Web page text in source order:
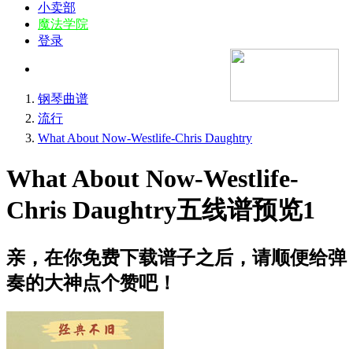
小卖部
魔法学院
登录
钢琴曲谱
流行
What About Now-Westlife-Chris Daughtry
What About Now-Westlife-
Chris Daughtry五线谱预览1
亲，在你免费下载谱子之后，请顺便给弹
奏的大神点个赞吧！